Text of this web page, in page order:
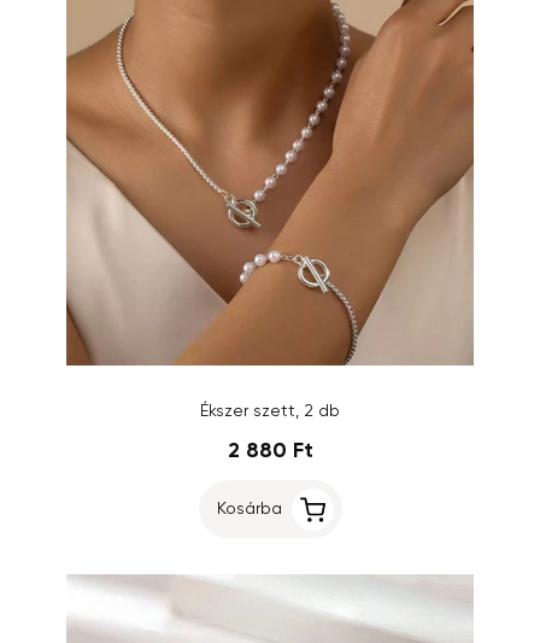
Ékszer szett, 2 db
2 880 Ft
Kosárba